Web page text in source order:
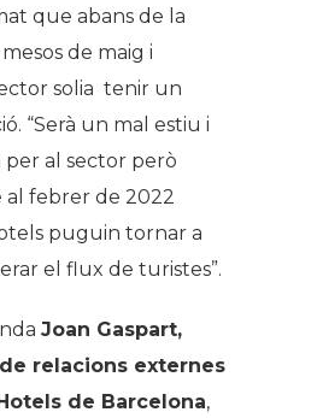
que abans de la
de maig i
solia tenir un
“Serà un mal estiu i
al sector però
al febrer de 2022
puguin tornar a
el flux de turistes”.
Joan Gaspart,
relacions externes
de Barcelona,